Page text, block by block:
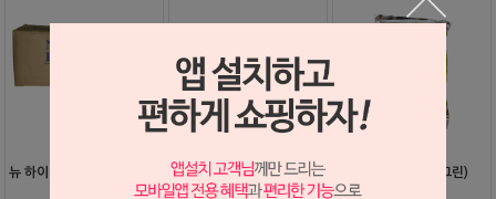
뉴 하이-스톤 10kg (핑크)
뉴 하이-스톤 10kg (화이
트) (교정용 스톤)
뉴 하이-스톤 1kg (그린)